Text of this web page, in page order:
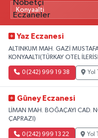
Yaz Eczanesi
ALTINKUM MAH. GAZİ
KONYAALTI(TÜRKAY OTEL
0 (242) 999 19 38 Yol
Güney Eczanesi
LİMAN MAH. BOĞAÇAYI CAD.
ÇAPRAZI)
0 (242) 999 13 22 Yol